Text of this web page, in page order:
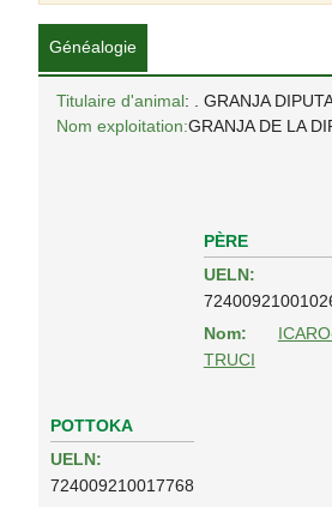
Généalogie
Titulaire d'animal: . GRANJA
Nom exploitation:GRANJA DE LA
POTTOKA
UELN:
724009210017768
PÈRE
UELN:
Nom:
TRUCI